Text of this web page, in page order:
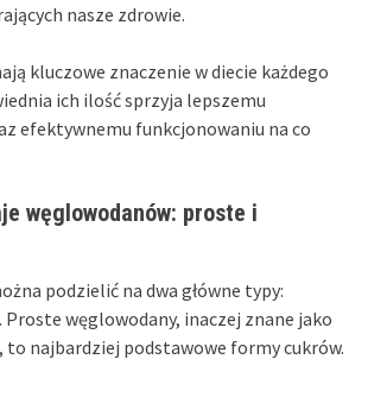
nasze zdrowie.
kluczowe znaczenie w diecie każdego
ich ilość sprzyja lepszemu
efektywnemu funkcjonowaniu na co
węglowodanów: proste i
podzielić na dwa główne typy:
. Proste węglowodany, inaczej znane jako
, to najbardziej podstawowe formy cukrów.